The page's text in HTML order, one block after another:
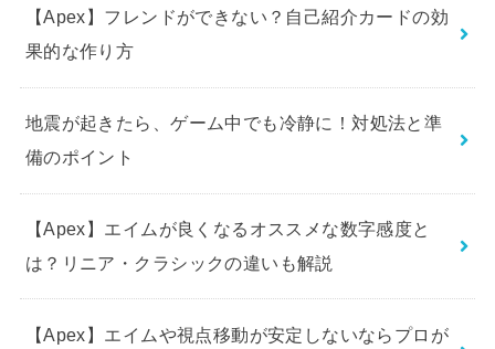
【Apex】フレンドができない？自己紹介カードの効
果的な作り方
地震が起きたら、ゲーム中でも冷静に！対処法と準
備のポイント
【Apex】エイムが良くなるオススメな数字感度と
は？リニア・クラシックの違いも解説
【Apex】エイムや視点移動が安定しないならプロが